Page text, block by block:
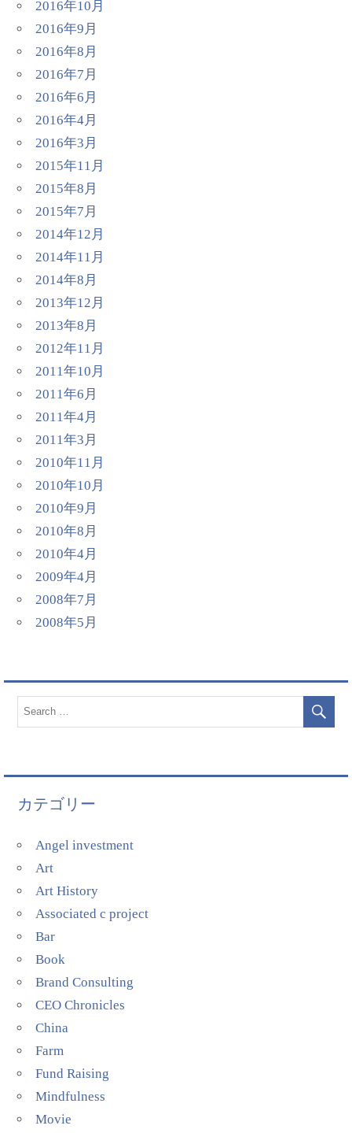
2016年10月
2016年9月
2016年8月
2016年7月
2016年6月
2016年4月
2016年3月
2015年11月
2015年8月
2015年7月
2014年12月
2014年11月
2014年8月
2013年12月
2013年8月
2012年11月
2011年10月
2011年6月
2011年4月
2011年3月
2010年11月
2010年10月
2010年9月
2010年8月
2010年4月
2009年4月
2008年7月
2008年5月
カテゴリー
Angel investment
Art
Art History
Associated c project
Bar
Book
Brand Consulting
CEO Chronicles
China
Farm
Fund Raising
Mindfulness
Movie